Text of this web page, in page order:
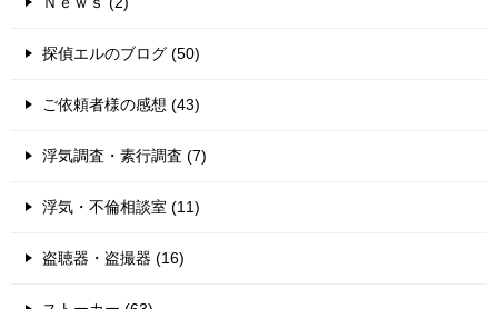
探偵エルのブログ (50)
ご依頼者様の感想 (43)
浮気調査・素行調査 (7)
浮気・不倫相談室 (11)
盗聴器・盗撮器 (16)